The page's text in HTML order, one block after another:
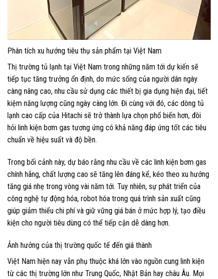
Phân tích xu hướng tiêu thụ sản phẩm tại Việt Nam
Thị trường tủ lạnh tại Việt Nam trong những năm tới dự kiến sẽ
tiếp tục tăng trưởng ổn định, do mức sống của người dân ngày
càng nâng cao, nhu cầu sử dụng các thiết bị gia dụng hiện đại, tiết
kiệm năng lượng cũng ngày càng lớn. Đi cùng với đó, các dòng tủ
lạnh cao cấp của Hitachi sẽ trở thành lựa chọn phổ biến hơn, đòi
hỏi linh kiện bơm gas tương ứng có khả năng đáp ứng tốt các tiêu
chuẩn về hiệu suất và độ bền.
Trong bối cảnh này, dự báo rằng nhu cầu về các linh kiện bơm gas
chính hãng, chất lượng cao sẽ tăng lên đáng kể, kéo theo xu hướng
tăng giá nhẹ trong vòng vài năm tới. Tuy nhiên, sự phát triển của
công nghệ tự động hóa, robot hóa trong quá trình sản xuất cũng
giúp giảm thiểu chi phí và giữ vững giá bán ở mức hợp lý, tạo điều
kiện cho người tiêu dùng có thể tiếp cận dễ dàng hơn.
Ảnh hưởng của thị trường quốc tế đến giá thành
Việt Nam hiện nay vẫn phụ thuộc khá lớn vào nguồn cung linh kiện
từ các thị trường lớn như Trung Quốc, Nhật Bản hay châu Âu. Mọi